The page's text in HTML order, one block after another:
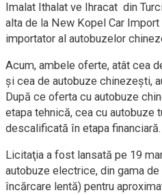
Imalat Ithalat ve Ihracat din
alta de la New Kopel Car Import
importator al autobuzelor
Acum, ambele oferte, atât cea
și cea de autobuze chinezești,
După ce oferta cu autobuze
etapa tehnică, cea cu autobuze
descalificată în etapa financiară.
Licitaţia a fost lansată pe 19
autobuze electrice, din gama
încărcare lentă) pentru